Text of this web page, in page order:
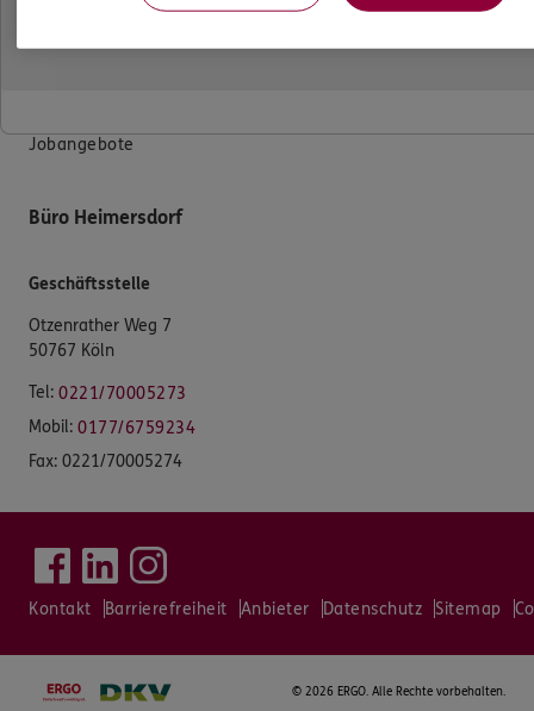
Jobangebote
Büro Heimersdorf
Geschäftsstelle
Otzenrather Weg 7
50767 Köln
Tel: 0221/70005273
Mobil: 0177/6759234
Fax: 0221/70005274
Kontakt Barrierefreiheit Anbieter Datenschutz Sitemap
© 2026 ERGO. Alle Rechte vorbehalten.